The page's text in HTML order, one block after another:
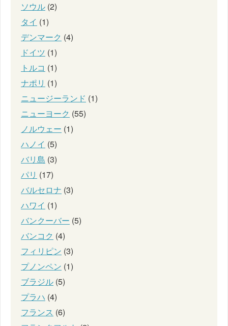
ソウル (2)
タイ (1)
デンマーク (4)
ドイツ (1)
トルコ (1)
ナポリ (1)
ニュージーランド (1)
ニューヨーク (55)
ノルウェー (1)
ハノイ (5)
バリ島 (3)
パリ (17)
バルセロナ (3)
ハワイ (1)
バンクーバー (5)
バンコク (4)
フィリピン (3)
プノンペン (1)
ブラジル (5)
プラハ (4)
フランス (6)